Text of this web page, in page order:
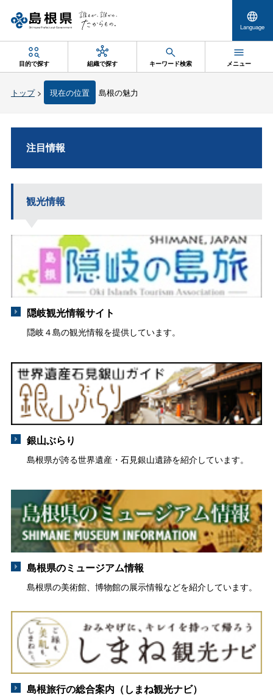
Language
目的で探す 組織で探す キーワード検索 メニュー
トップ> 現在の位置 島根の魅力
注目情報
観光情報
隠岐観光情報サイト
隠岐４島の観光情報を提供しています。
銀山ぶらり
島根県が誇る世界遺産・石見銀山遺跡を紹介しています。
島根県のミュージアム情報
島根県の美術館、博物館の展示情報などを紹介しています。
島根旅行の総合案内（しまね観光ナビ）